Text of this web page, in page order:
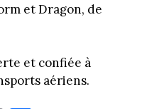
et Dragon, de
et confiée à
aériens.